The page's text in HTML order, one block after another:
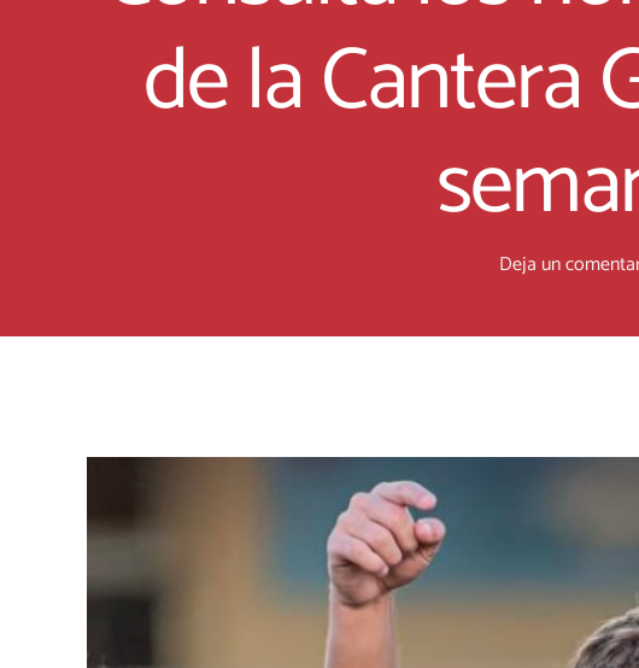
de la Cantera
Deja un